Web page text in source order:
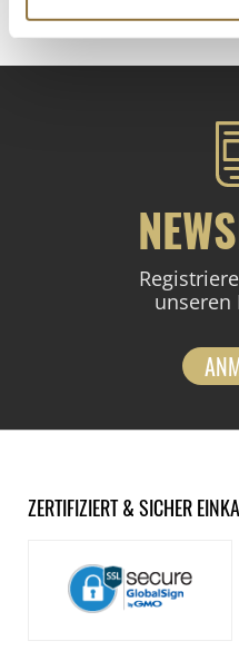
unseren
ZERTIFIZIERT & SICHER